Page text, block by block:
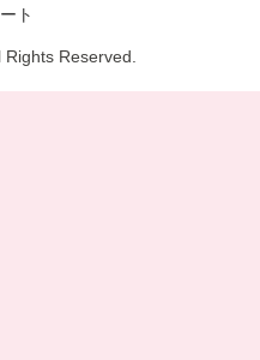
ト
Reserved.